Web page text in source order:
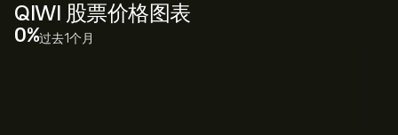
QIWI 股票价格图表
‎0‎ 过去1个月